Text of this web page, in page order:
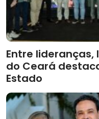
Entre
do Ceará
Estado